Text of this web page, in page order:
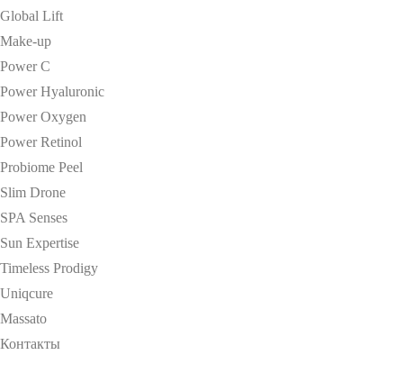
Global Lift
Make-up
Power C
Power Hyaluronic
Power Oxygen
Power Retinol
Probiome Peel
Slim Drone
SPA Senses
Sun Expertise
Timeless Prodigy
Uniqcure
Massato
Контакты